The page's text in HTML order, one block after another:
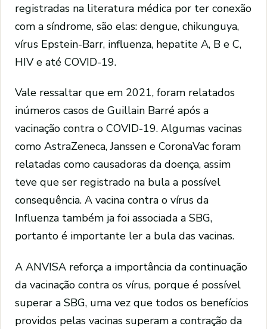
registradas na literatura médica por ter conexão
com a síndrome, são elas: dengue, chikunguya,
vírus Epstein-Barr, influenza, hepatite A, B e C,
HIV e até COVID-19.
Vale ressaltar que em 2021, foram relatados
inúmeros casos de Guillain Barré após a
vacinação contra o COVID-19. Algumas vacinas
como AstraZeneca, Janssen e CoronaVac foram
relatadas como causadoras da doença, assim
teve que ser registrado na bula a possível
consequência. A vacina contra o vírus da
Influenza também ja foi associada a SBG,
portanto é importante ler a bula das vacinas.
A ANVISA reforça a importância da continuação
da vacinação contra os vírus, porque é possível
superar a SBG, uma vez que todos os benefícios
providos pelas vacinas superam a contração da